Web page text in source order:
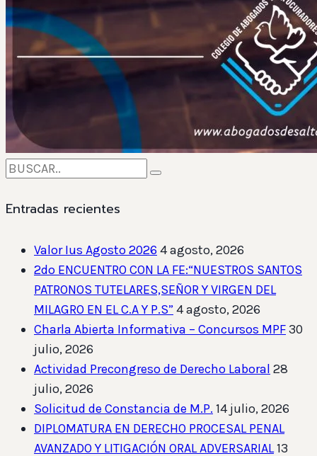
Entradas recientes
Valor Ius Agosto 2026 4 agosto, 2026
2do ENCUENTRO CON LA FE:“NUESTROS SANTOS
PATRONOS TUTELARES,SEÑOR Y VIRGEN DEL
MILAGRO EN EL C.A Y P.S”4 agosto, 2026
Charla Abierta Informativa – Concursos MPF30
julio, 2026
Actividad Precongreso de Derecho Laboral 28
julio, 2026
Solicitud de Constancia de M.P. 14 julio, 2026
DIPLOMATURA EN DERECHO PROCESAL PENAL
AVANZADO Y LITIGACIÓN ORAL ADVERSARIAL13